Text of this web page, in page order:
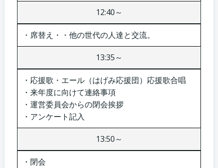
12:40～
・席替え・・他の世代の人達と交流。
13:35～
・応援歌・エール（はげみ応援団）応援歌合唱
・来年度に向けて連絡事項
・運営委員会からの閉会挨拶
・アンケート記入
13:50～
・閉会